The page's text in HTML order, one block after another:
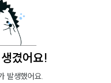
겼어요!
발생했어요.